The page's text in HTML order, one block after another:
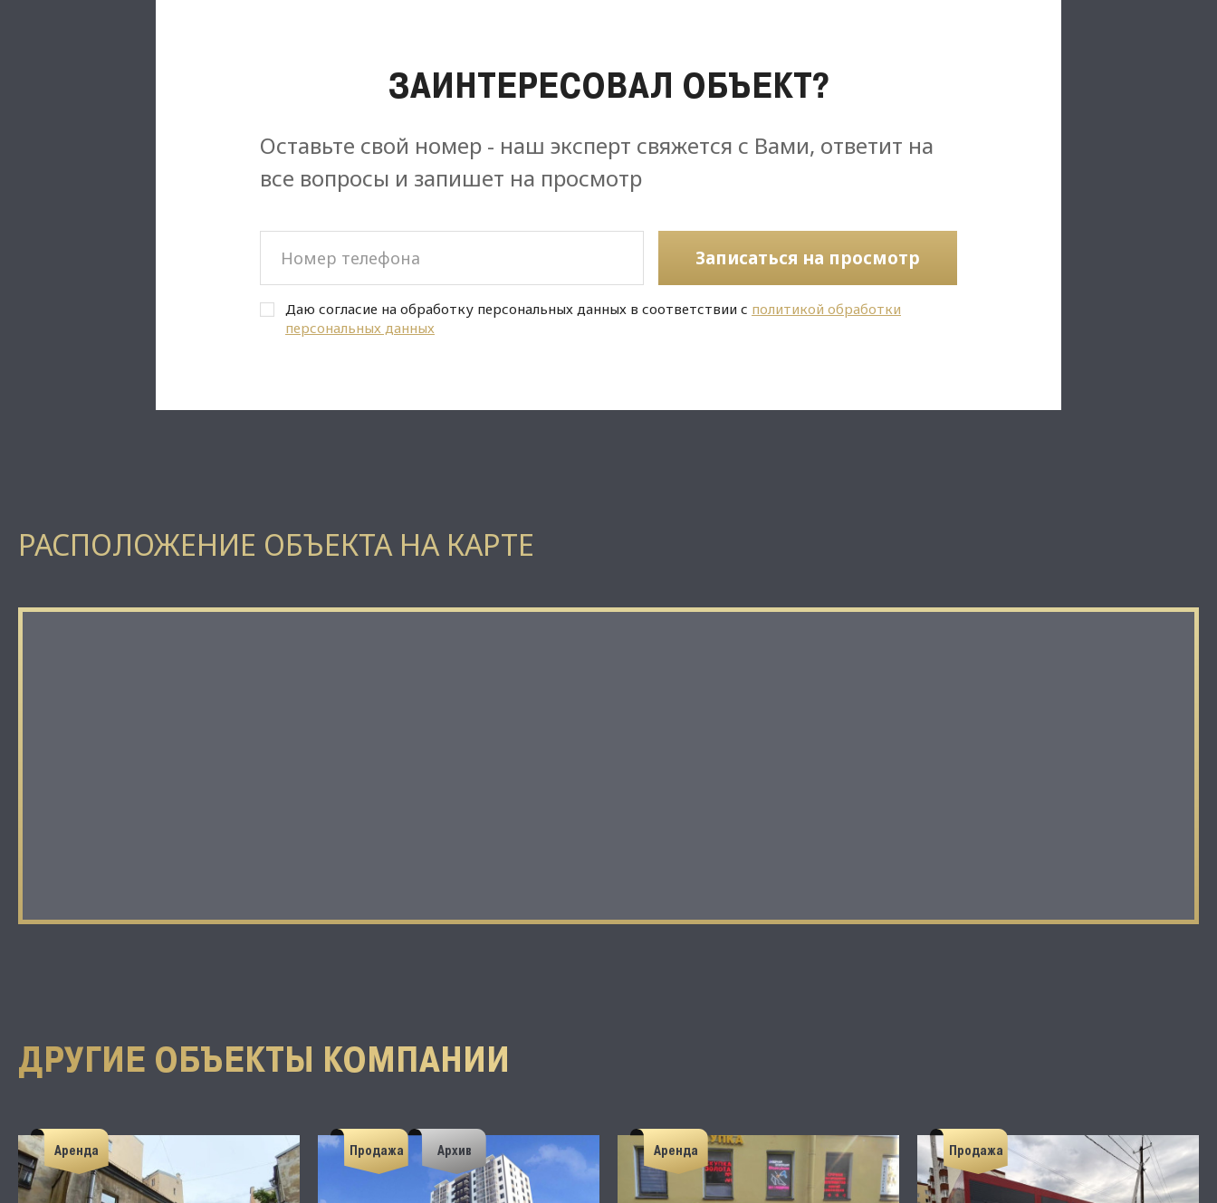
ЗАИНТЕРЕСОВАЛ ОБЪЕКТ?
Оставьте свой номер - наш эксперт свяжется с Вами, ответит на
все вопросы и запишет на просмотр
Записаться на просмотр
Даю согласие на обработку персональных данных в соответствии с политикой обработки
персональных данных
РАСПОЛОЖЕНИЕ ОБЪЕКТА НА КАРТЕ
ДРУГИЕ ОБЪЕКТЫ КОМПАНИИ
Аренда Продажа Архив Аренда Продажа